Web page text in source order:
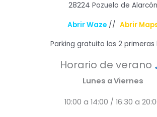
28224 Pozuelo de Alarcón
Abrir Waze// Abrir
Parking gratuito las 2 primeras
Horario de verano
Lunes a Viernes
10:00 a 14:00 / 16:30 a